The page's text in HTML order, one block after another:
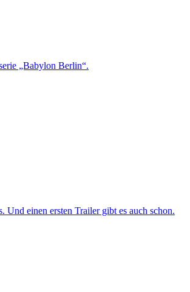
„Babylon Berlin“.
einen ersten Trailer gibt es auch schon.